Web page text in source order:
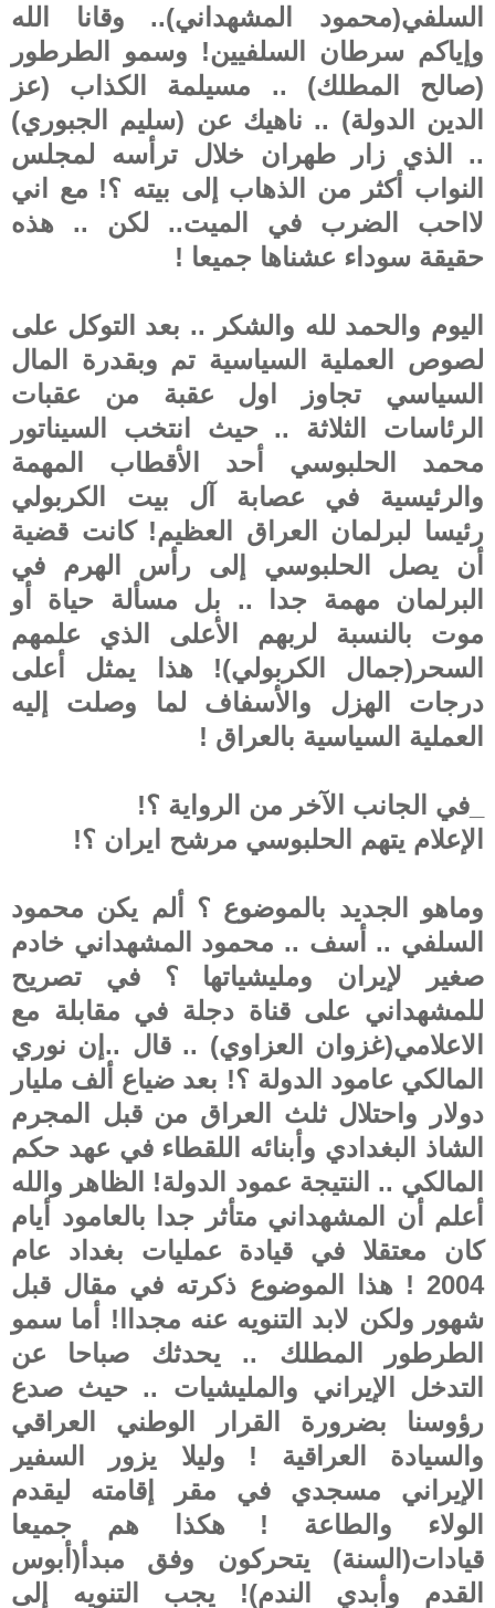
السلفي(محمود المشهداني).. وقانا الله
وإياكم سرطان السلفيين! وسمو الطرطور
(صالح المطلك) .. مسيلمة الكذاب (عز
الدين الدولة) .. ناهيك عن (سليم الجبوري)
.. الذي زار طهران خلال ترأسه لمجلس
النواب أكثر من الذهاب إلى بيته ؟! مع اني
لااحب الضرب في الميت.. لكن .. هذه
حقيقة سوداء عشناها جميعا !
اليوم والحمد لله والشكر .. بعد التوكل على
لصوص العملية السياسية تم وبقدرة المال
السياسي تجاوز اول عقبة من عقبات
الرئاسات الثلاثة .. حيث انتخب السيناتور
محمد الحلبوسي أحد الأقطاب المهمة
والرئيسية في عصابة آل بيت الكربولي
رئيسا لبرلمان العراق العظيم! كانت قضية
أن يصل الحلبوسي إلى رأس الهرم في
البرلمان مهمة جدا .. بل مسألة حياة أو
موت بالنسبة لربهم الأعلى الذي علمهم
السحر(جمال الكربولي)! هذا يمثل أعلى
درجات الهزل والأسفاف لما وصلت إليه
العملية السياسية بالعراق !
_في الجانب الآخر من الرواية ؟!
الإعلام يتهم الحلبوسي مرشح ايران ؟!
وماهو الجديد بالموضوع ؟ ألم يكن محمود
السلفي .. أسف .. محمود المشهداني خادم
صغير لإيران ومليشياتها ؟ في تصريح
للمشهداني على قناة دجلة في مقابلة مع
الاعلامي(غزوان العزاوي) .. قال ..إن نوري
المالكي عامود الدولة ؟! بعد ضياع ألف مليار
دولار واحتلال ثلث العراق من قبل المجرم
الشاذ البغدادي وأبنائه اللقطاء في عهد حكم
المالكي .. النتيجة عمود الدولة! الظاهر والله
أعلم أن المشهداني متأثر جدا بالعامود أيام
كان معتقلا في قيادة عمليات بغداد عام
2004 ! هذا الموضوع ذكرته في مقال قبل
شهور ولكن لابد التنويه عنه مجداا! أما سمو
الطرطور المطلك .. يحدثك صباحا عن
التدخل الإيراني والمليشيات .. حيث صدع
رؤوسنا بضرورة القرار الوطني العراقي
والسيادة العراقية ! وليلا يزور السفير
الإيراني مسجدي في مقر إقامته ليقدم
الولاء والطاعة ! هكذا هم جميعا
قيادات(السنة) يتحركون وفق مبدأ(أبوس
القدم وأبدي الندم)! يجب التنويه إلى